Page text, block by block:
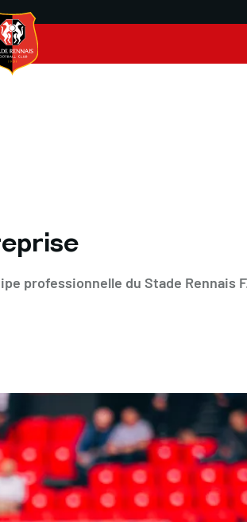
professionnelle du Stade Rennais